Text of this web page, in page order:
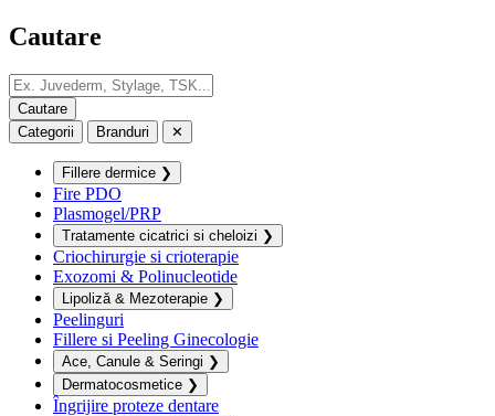
Cautare
Categorii Branduri ✕
Fillere dermice ❯
Fire PDO
Plasmogel/PRP
Tratamente cicatrici si cheloizi ❯
Criochirurgie si crioterapie
Exozomi & Polinucleotide
Lipoliză & Mezoterapie ❯
Peelinguri
Fillere si Peeling Ginecologie
Ace, Canule & Seringi ❯
Dermatocosmetice ❯
Îngrijire proteze dentare